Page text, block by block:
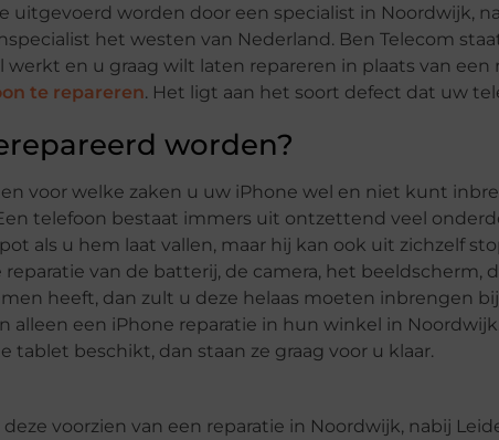
uitgevoerd worden door een specialist in Noordwijk,
het westen van Nederland. Ben Telecom
en u graag wilt laten repareren in plaats van een
te repareren. Het ligt aan het soort defect dat uw
worden?
voor welke zaken u uw iPhone wel en niet kunt
telefoon bestaat immers uit ontzettend veel
als u hem laat vallen, maar hij kan ook uit zichzelf
van de batterij, de camera, het beeldscherm,
heeft, dan zult u deze helaas moeten inbrengen
alleen een iPhone reparatie in hun winkel in
beschikt, dan staan ze graag voor u klaar.
voorzien van een reparatie in Noordwijk, nabij